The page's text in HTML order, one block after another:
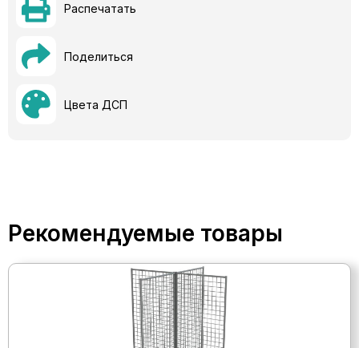
Распечатать
Поделиться
Цвета ДСП
Рекомендуемые товары